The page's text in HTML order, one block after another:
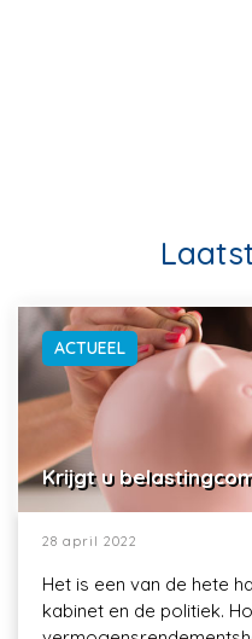
ACTUEEL
Krijgt u
28 april 2022
Het is een van de hete
kabinet en de politiek.